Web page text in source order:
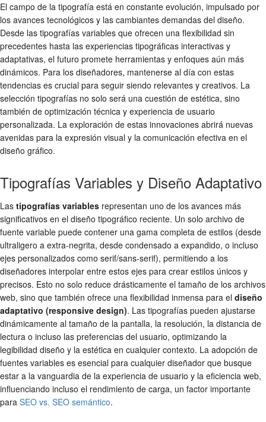
El campo de la tipografía está en constante evolución, impulsado por
los avances tecnológicos y las cambiantes demandas del diseño.
Desde las tipografías variables que ofrecen una flexibilidad sin
precedentes hasta las experiencias tipográficas interactivas y
adaptativas, el futuro promete herramientas y enfoques aún más
dinámicos. Para los diseñadores, mantenerse al día con estas
tendencias es crucial para seguir siendo relevantes y creativos. La
selección tipografías no solo será una cuestión de estética, sino
también de optimización técnica y experiencia de usuario
personalizada. La exploración de estas innovaciones abrirá nuevas
avenidas para la expresión visual y la comunicación efectiva en el
diseño gráfico.
Tipografías Variables y Diseño Adaptativo
Las tipografías variables representan uno de los avances más
significativos en el diseño tipográfico reciente. Un solo archivo de
fuente variable puede contener una gama completa de estilos (desde
ultraligero a extra-negrita, desde condensado a expandido, o incluso
ejes personalizados como serif/sans-serif), permitiendo a los
diseñadores interpolar entre estos ejes para crear estilos únicos y
precisos. Esto no solo reduce drásticamente el tamaño de los archivos
web, sino que también ofrece una flexibilidad inmensa para el diseño
adaptativo (responsive design). Las tipografías pueden ajustarse
dinámicamente al tamaño de la pantalla, la resolución, la distancia de
lectura o incluso las preferencias del usuario, optimizando la
legibilidad diseño y la estética en cualquier contexto. La adopción de
fuentes variables es esencial para cualquier diseñador que busque
estar a la vanguardia de la experiencia de usuario y la eficiencia web,
influenciando incluso el rendimiento de carga, un factor importante
para SEO vs. SEO semántico.